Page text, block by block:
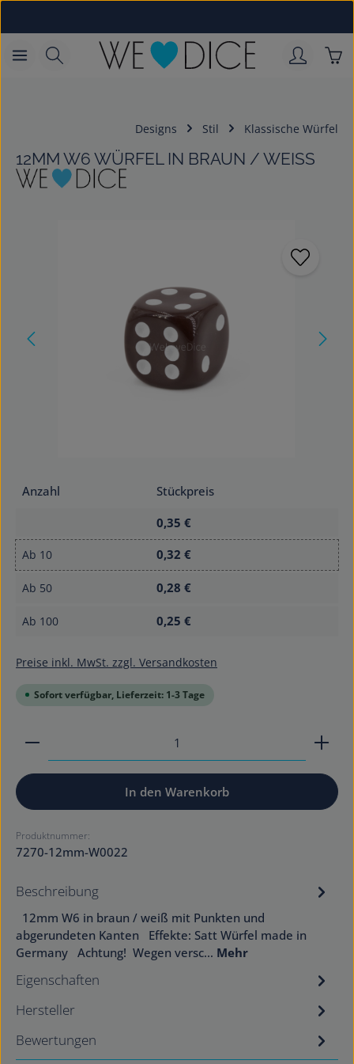
Designs Stil Klassische Würfel
12MM W6 WÜRFEL IN BRAUN / WEISS
Anzahl
Stückpreis
0,35 €
Ab 10 0,32 €
Ab 50 0,28 €
Ab 100 0,25 €
Preise inkl. MwSt. zzgl. Versandkosten
Sofort verfügbar, Lieferzeit: 1-3 Tage
Produkt Anzahl: Gib den gewünschten Wert ein
In den Warenkorb
Produktnummer:
7270-12mm-W0022
Beschreibung
12mm W6 in braun / weiß mit Punkten und
abgerundeten Kanten Effekte: Satt Würfel made in
Germany Achtung! Wegen versc… Mehr
Eigenschaften
Hersteller
Bewertungen